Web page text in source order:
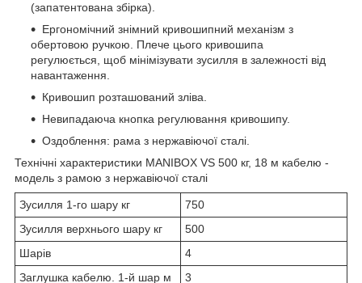
(запатентована збірка).
Ергономічний знімний кривошипний механізм з
обертовою ручкою. Плече цього кривошипа
регулюється, щоб мінімізувати зусилля в залежності від
навантаження.
Кривошип розташований зліва.
Невипадаюча кнопка регулювання кривошипу.
Оздоблення: рама з нержавіючої сталі.
Технічні характеристики MANIBOX VS 500 кг, 18 м кабелю -
модель з рамою з нержавіючої сталі
Зусилля 1-го шару кг
750
Зусилля верхнього шару кг
500
Шарів
4
Заглушка кабелю. 1-й шар м
3